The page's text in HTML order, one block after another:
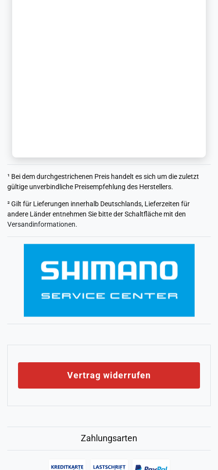
¹ Bei dem durchgestrichenen Preis handelt es sich um die zuletzt
gültige unverbindliche Preisempfehlung des Herstellers.
² Gilt für Lieferungen innerhalb Deutschlands, Lieferzeiten für
andere Länder entnehmen Sie bitte der Schaltfläche mit den
Versandinformationen.
Vertrag widerrufen
Zahlungsarten